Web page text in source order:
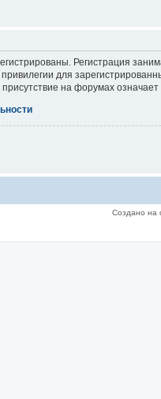
Регистрация
для
на форумах означает
Создано на